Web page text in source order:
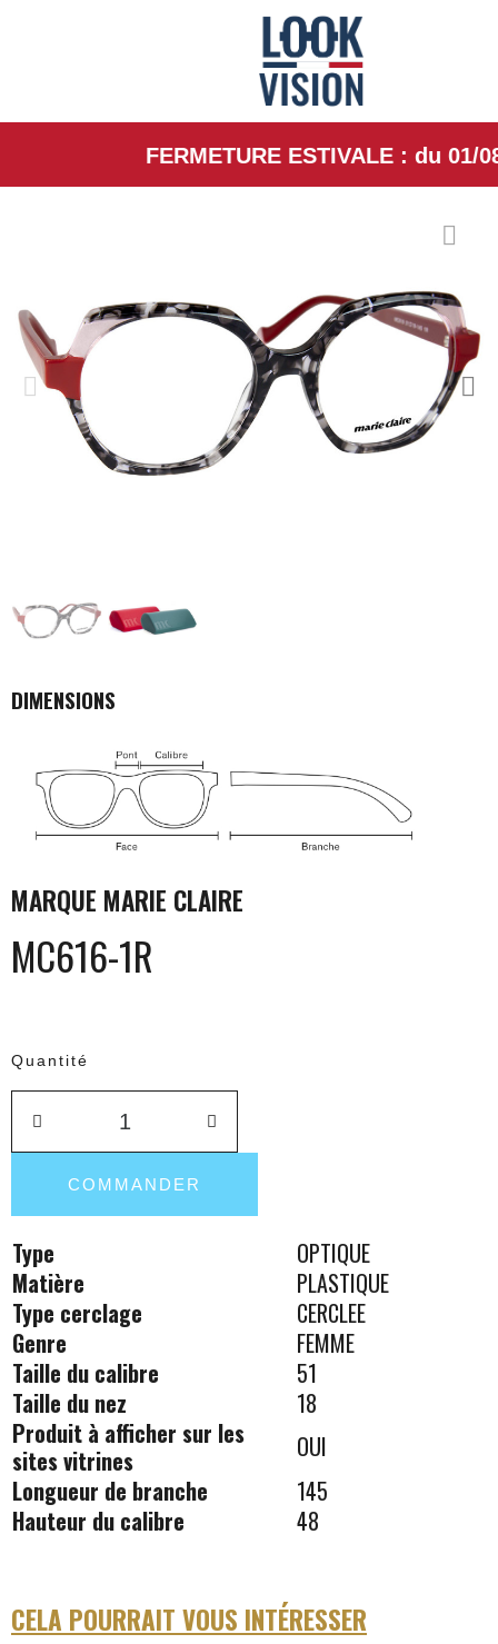
FERMETURE ESTIVALE : du 01/08/
DIMENSIONS
MARQUE MARIE CLAIRE
MC616-1R
Quantité
COMMANDER
Type
OPTIQUE
Matière
PLASTIQUE
Type cerclage
CERCLEE
Genre
FEMME
Taille du calibre
51
Taille du nez
18
Produit à afficher sur les
sites vitrines
OUI
Longueur de branche
145
Hauteur du calibre
48
CELA POURRAIT VOUS INTÉRESSER